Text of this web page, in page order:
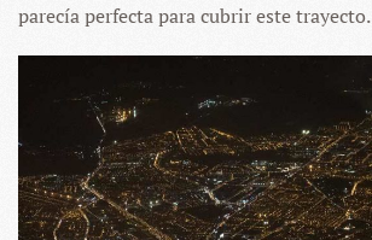
parecía perfecta para cubrir este trayecto.